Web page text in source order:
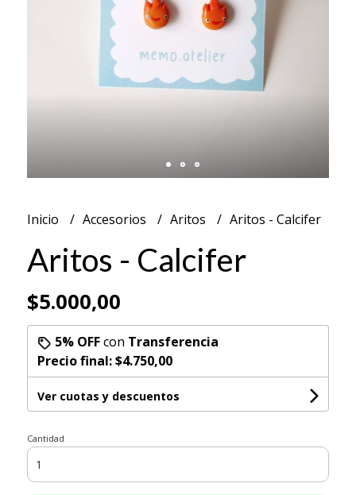
Inicio Accesorios Aritos Aritos - Calcifer
Aritos - Calcifer
$5.000,00
5% OFFcon Transferencia
Precio final:$4.750,00
Ver cuotas y descuentos
Cantidad